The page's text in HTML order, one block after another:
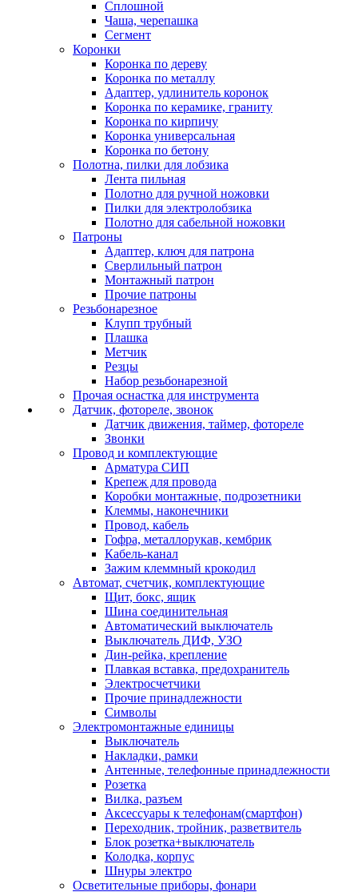
Сплошной
Чаша, черепашка
Сегмент
Коронки
Коронка по дереву
Коронка по металлу
Адаптер, удлинитель коронок
Коронка по керамике, граниту
Коронка по кирпичу
Коронка универсальная
Коронка по бетону
Полотна, пилки для лобзика
Лента пильная
Полотно для ручной ножовки
Пилки для электролобзика
Полотно для сабельной ножовки
Патроны
Адаптер, ключ для патрона
Сверлильный патрон
Монтажный патрон
Прочие патроны
Резьбонарезное
Клупп трубный
Плашка
Метчик
Резцы
Набор резьбонарезной
Прочая оснастка для инструмента
Датчик, фотореле, звонок
Датчик движения, таймер, фотореле
Звонки
Провод и комплектующие
Арматура СИП
Крепеж для провода
Коробки монтажные, подрозетники
Клеммы, наконечники
Провод, кабель
Гофра, металлорукав, кембрик
Кабель-канал
Зажим клеммный крокодил
Автомат, счетчик, комплектующие
Щит, бокс, ящик
Шина соединительная
Автоматический выключатель
Выключатель ДИФ, УЗО
Дин-рейка, крепление
Плавкая вставка, предохранитель
Электросчетчики
Прочие принадлежности
Символы
Электромонтажные единицы
Выключатель
Накладки, рамки
Антенные, телефонные принадлежности
Розетка
Вилка, разъем
Аксессуары к телефонам(смартфон)
Переходник, тройник, разветвитель
Блок розетка+выключатель
Колодка, корпус
Шнуры электро
Осветительные приборы, фонари